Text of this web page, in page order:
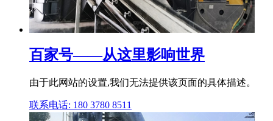
百家号——从这里影响世界
由于此网站的设置,我们无法提供该页面的具体描述。
联系电话: 180 3780 8511